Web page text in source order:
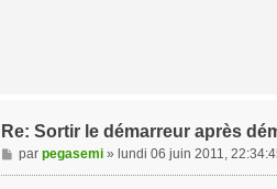
Re: Sortir le démarreur après
M
e
par pegasemi» lundi 06 juin 2011,